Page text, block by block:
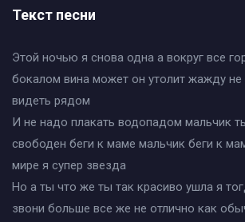
Текст песни
Этой ночью я снова одна а вокруг все
бокалом вина может он утолит жажду не
видеть рядом
И не надо плакать водопадом мальчик
свободен беги к маме мальчик беги к
мире я супер звезда
Но а ты что же ты так красиво ушла я
звони больше все же не отлично как